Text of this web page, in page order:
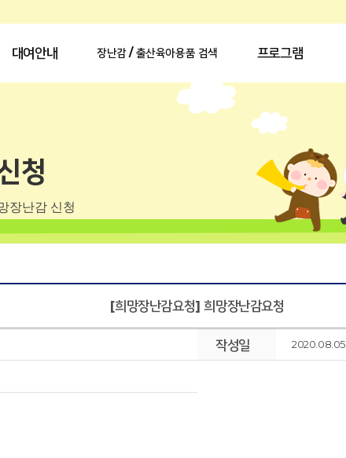
대여안내 장난감 / 출산육아용품 검색 프로그램
청
장난감 신청
[희망장난감요청] 희망장난감요청
작성일 2020.08.05.